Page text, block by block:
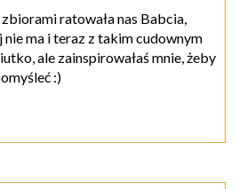
ratowała nas Babcia,
nie ma i teraz z takim cudownym
ale zainspirowałaś mnie, żeby
:)